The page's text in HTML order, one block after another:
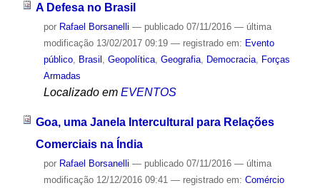
A Defesa no Brasil
por Rafael Borsanelli — publicado07/11/2016 — última
modificação13/02/2017 09:19 — registrado em: Evento
público, Brasil Geopolítica, Geografia, Democracia, Forças
Armadas
Localizado em EVENTOS
Goa, uma Janela Intercultural para Relações
Comerciais na Índia
por Rafael Borsanelli — publicado07/11/2016 — última
modificação12/12/2016 09:41 — registrado em: Comércio